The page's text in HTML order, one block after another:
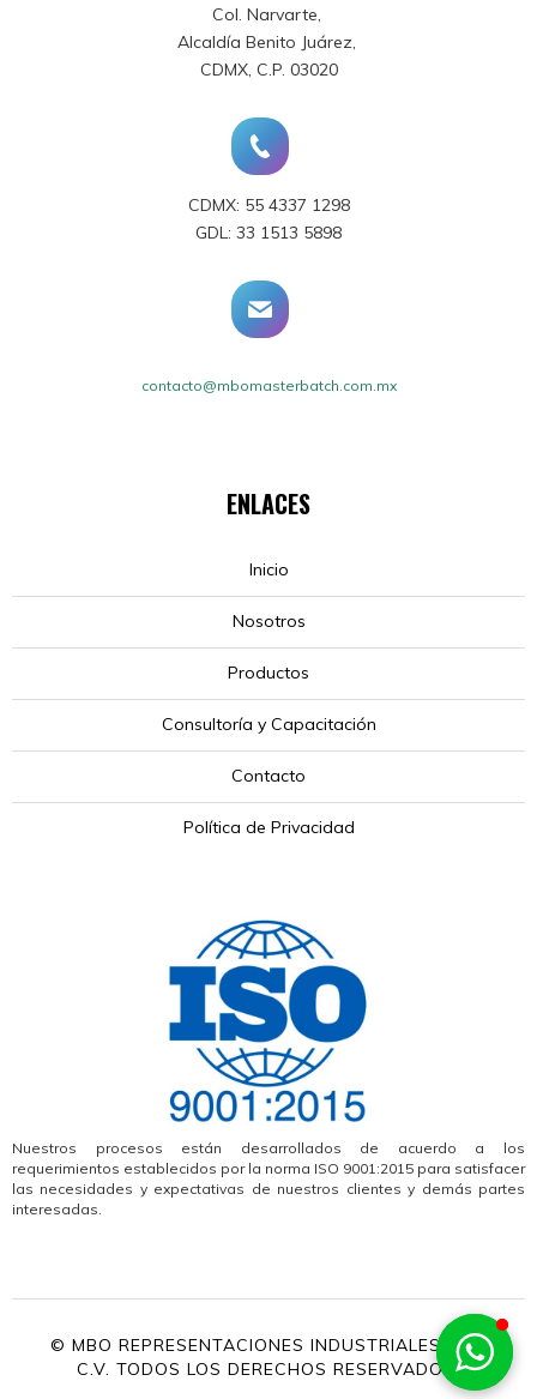
Col. Narvarte,
Alcaldía Benito Juárez,
CDMX, C.P. 03020
CDMX: 55 4337 1298
GDL: 33 1513 5898
contacto@mbomasterbatch.com.mx
ENLACES
Inicio
Nosotros
Productos
Consultoría y Capacitación
Contacto
Política de Privacidad
Nuestros procesos están desarrollados de acuerdo a los
requerimientos establecidos por la norma ISO 9001:2015 para satisfacer
las necesidades y expectativas de nuestros clientes y demás partes
interesadas.
© MBO REPRESENTACIONES INDUSTRIALES, S.A.
C.V. TODOS LOS DERECHOS RESERVADOS.